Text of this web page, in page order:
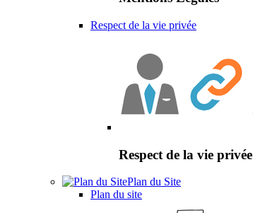
Respect de la vie privée
Respect de la vie privée
Plan du Site
Plan du site